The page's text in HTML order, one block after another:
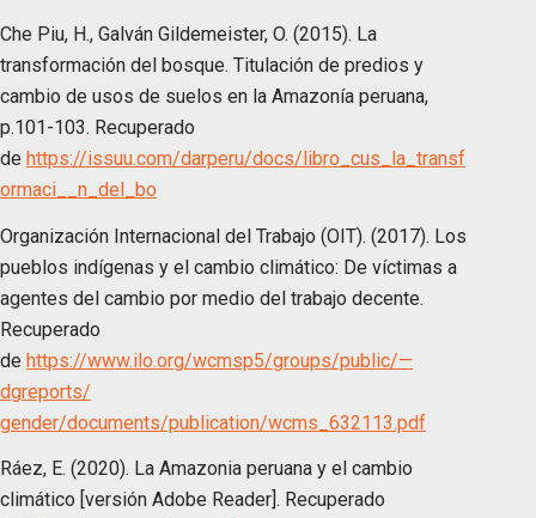
Che Piu, H., Galván Gildemeister, O. (2015). La
transformación del bosque. Titulación de predios y
cambio de usos de suelos en la Amazonía peruana,
p.101-103. Recuperado
de https://issuu.com/darperu/docs/libro_cus_la_transf
ormaci__n_del_bo
Organización Internacional del Trabajo (OIT). (2017). Los
pueblos indígenas y el cambio climático: De víctimas a
agentes del cambio por medio del trabajo decente.
Recuperado
de https://www.ilo.org/wcmsp5/groups/public/—
dgreports/
gender/documents/publication/wcms_632113.pdf
Ráez, E. (2020). La Amazonia peruana y el cambio
climático [versión Adobe Reader]. Recuperado